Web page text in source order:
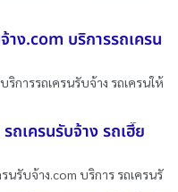
ง.com บริการรถเครน
การรถเครนรับจ้าง รถเครนให้
ถเครนรับจ้าง รถเฮี๊ย
นรับจ้าง.com บริการ รถเครนรั